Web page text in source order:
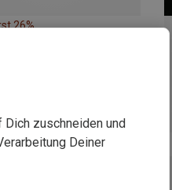
26%
zuschneiden und
Deiner